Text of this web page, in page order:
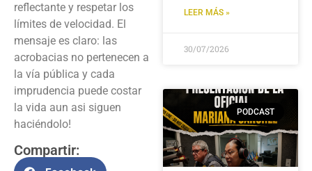
reflectante y respetar los
límites de velocidad. El
mensaje es claro: las
acrobacias no pertenecen a
la vía pública y cada
imprudencia puede costar
la vida aun asi siguen
haciéndolo!
Compartir:
LEER MÁS »
30/07/2026
PODCAST